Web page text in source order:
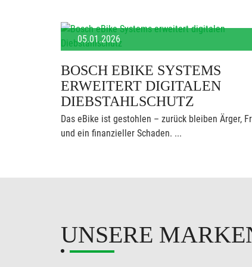
05.01.2026
BOSCH EBIKE SYSTEMS
ERWEITERT DIGITALEN
DIEBSTAHLSCHUTZ
Das eBike ist gestohlen – zurück bleiben Ärger,
und ein finanzieller Schaden. ...
UNSERE